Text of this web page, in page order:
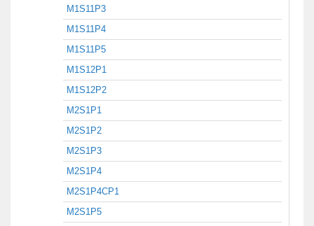
M1S11P3
M1S11P4
M1S11P5
M1S12P1
M1S12P2
M2S1P1
M2S1P2
M2S1P3
M2S1P4
M2S1P4CP1
M2S1P5